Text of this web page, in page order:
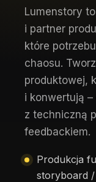
Lumenstory to
i partner
które
chaosu.
produktowej,
i konwertują
z techniczną
feedbackiem.
Produkcja
storyboard